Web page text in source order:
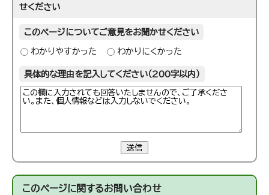
せください
このページについてご意見をお聞かせください
わかりやすかった わかりにくかった
具体的な理由を記入してください（200字以内）
送信
このページに関するお問い合わせ